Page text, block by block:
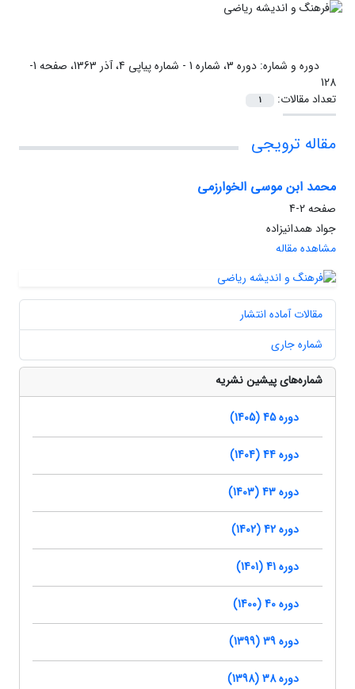
دوره و شماره:
دوره 3، شماره 1 - شماره پیاپی 4، آذر 1363، صفحه 1-
128
تعداد مقالات:
1
مقاله ترویجی
محمد ابن موسی الخوارزمی
صفحه2-4
جواد همدانیزاده
مشاهده مقاله
مقالات آماده انتشار
شماره جاری
شماره‌های پیشین نشریه
دوره 45 (1405)
دوره 44 (1404)
دوره 43 (1403)
دوره 42 (1402)
دوره 41 (1401)
دوره 40 (1400)
دوره 39 (1399)
دوره 38 (1398)